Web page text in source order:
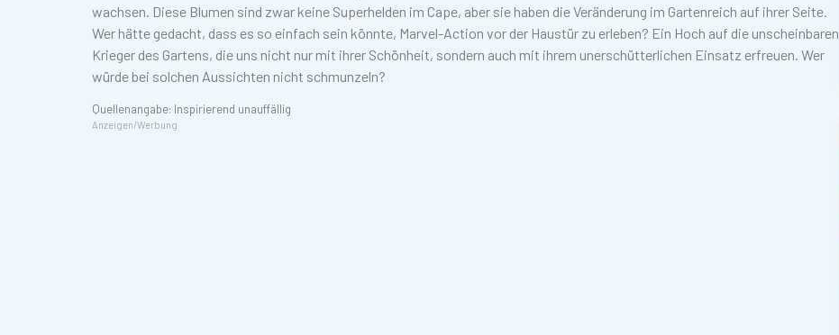
wachsen. Diese Blumen sind zwar keine Superhelden im Cape, aber sie haben die Veränderung im Gartenreich auf ihrer Seite.
Wer hätte gedacht, dass es so einfach sein könnte, Marvel-Action vor der Haustür zu erleben? Ein Hoch auf die unscheinbaren
Krieger des Gartens, die uns nicht nur mit ihrer Schönheit, sondern auch mit ihrem unerschütterlichen Einsatz erfreuen. Wer
würde bei solchen Aussichten nicht schmunzeln?
Quellenangabe: Inspirierend unauffällig
Anzeigen/Werbung